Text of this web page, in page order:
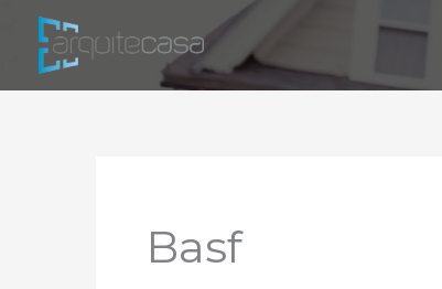
Basf